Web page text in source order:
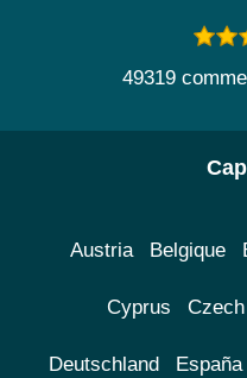
49319
Austria Belgique
Cyprus
Deutschland España